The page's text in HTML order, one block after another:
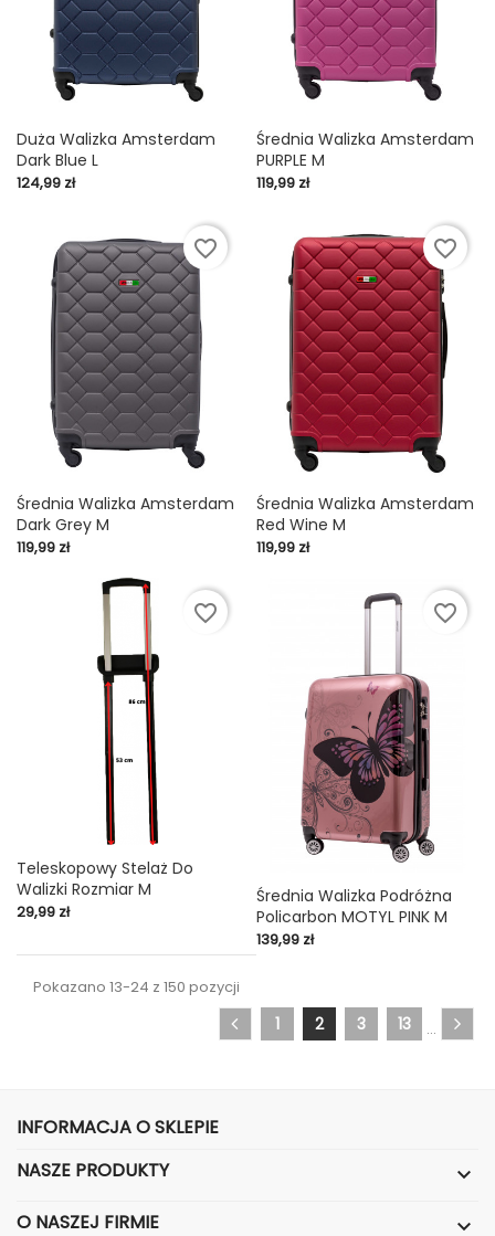
Duża Walizka Amsterdam
Dark Blue L
Cena
124,99 zł
Średnia Walizka Amsterdam
PURPLE M
Cena
119,99 zł
Średnia Walizka Amsterdam
Dark Grey M
Cena
119,99 zł
favorite_border
Średnia Walizka Amsterdam
Red Wine M
Cena
119,99 zł
favorite_border
Teleskopowy Stelaż Do
Walizki Rozmiar M
Cena
29,99 zł
favorite_border
Średnia Walizka Podróżna
Policarbon MOTYL PINK M
Cena
139,99 zł
favorite_border
Pokazano 13-24 z 150 pozycji
1 2 3 …
13
INFORMACJA O SKLEPIE
NASZE PRODUKTY

O NASZEJ FIRMIE 